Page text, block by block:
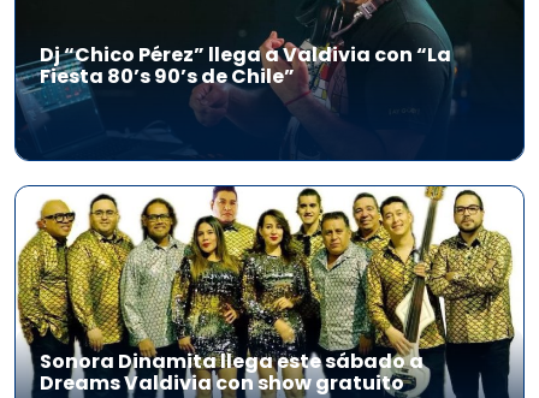
Dj “Chico Pérez” llega a Valdivia con “La
Fiesta 80’s 90’s de Chile”
Sonora Dinamita llega este sábado a
Dreams Valdivia con show gratuito